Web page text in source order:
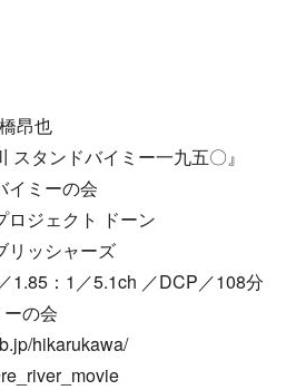
昂也
スタンドバイミー一九五〇』
イミーの会
ロジェクト ドーン
リッシャーズ
1.85：1／5.1ch ／DCP／108分
の会
hikarukawa/